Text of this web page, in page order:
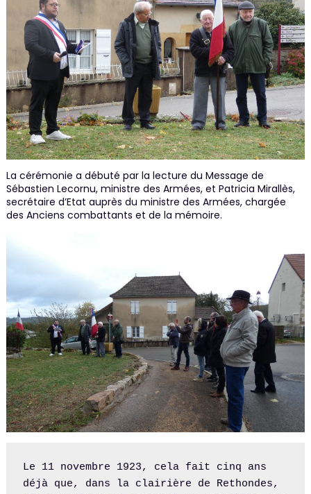
La cérémonie a débuté par la lecture du Message de
Sébastien Lecornu, ministre des Armées, et Patricia Mirallès,
secrétaire d’Etat auprès du ministre des Armées, chargée
des Anciens combattants et de la mémoire.
Le 11 novembre 1923, cela fait cinq ans
déjà que, dans la clairière de Rethondes,